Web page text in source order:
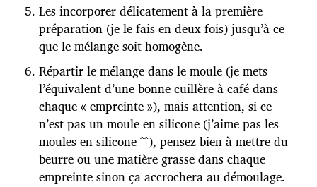
Les incorporer délicatement à la première
préparation (je le fais en deux fois) jusqu’à ce
que le mélange soit homogène.
Répartir le mélange dans le moule (je mets
l’équivalent d’une bonne cuillère à café dans
chaque « empreinte »), mais attention, si ce
n’est pas un moule en silicone (j’aime pas les
moules en silicone ^^), pensez bien à mettre du
beurre ou une matière grasse dans chaque
empreinte sinon ça accrochera au démoulage.